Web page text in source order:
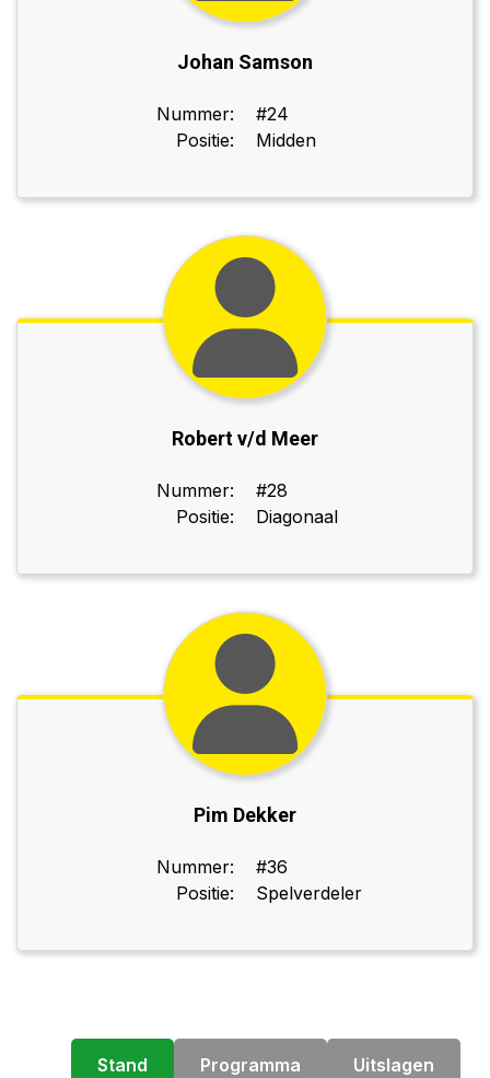
Johan Samson
Nummer:
#24
Positie:
Midden
Robert v/d Meer
Nummer:
#28
Positie:
Diagonaal
Pim Dekker
Nummer:
#36
Positie:
Spelverdeler
Stand Programma Uitslagen